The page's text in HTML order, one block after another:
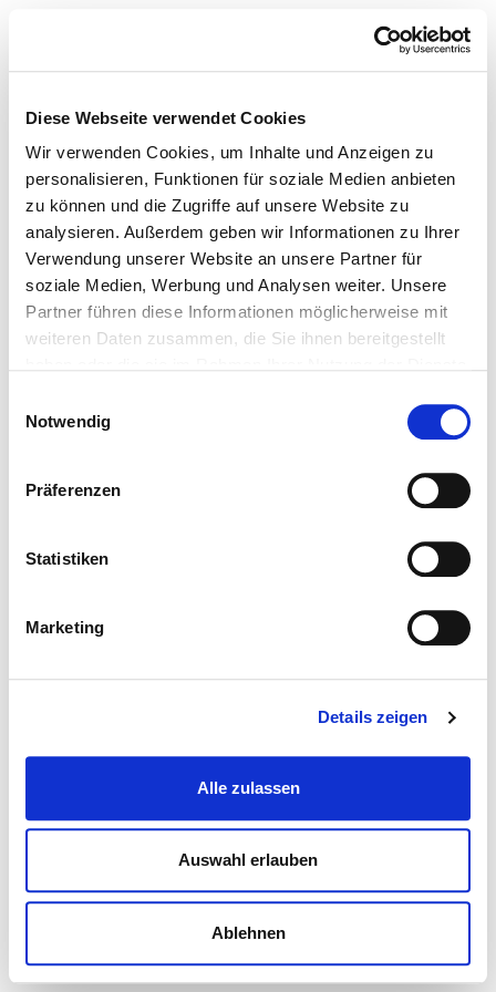
Diese Webseite verwendet Cookies
Wir verwenden Cookies, um Inhalte und Anzeigen zu
personalisieren, Funktionen für soziale Medien anbieten
zu können und die Zugriffe auf unsere Website zu
analysieren. Außerdem geben wir Informationen zu Ihrer
Verwendung unserer Website an unsere Partner für
soziale Medien, Werbung und Analysen weiter. Unsere
Partner führen diese Informationen möglicherweise mit
weiteren Daten zusammen, die Sie ihnen bereitgestellt
Notwendig
Präferenzen
Statistiken
Marketing
Details zeigen
Alle zulassen
Auswahl erlauben
Ablehnen